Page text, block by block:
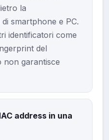
la
smartphone e PC.
identificatori come
del
non garantisce
address in una